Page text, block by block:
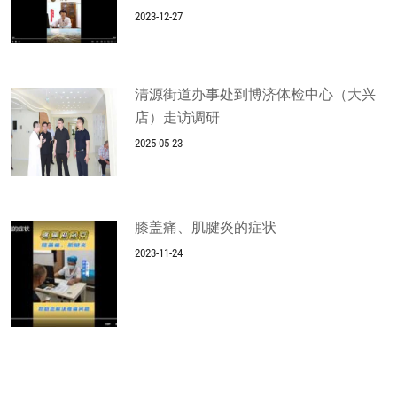
2023-12-27
清源街道办事处到博济体检中心（大兴
店）走访调研
2025-05-23
膝盖痛、肌腱炎的症状
2023-11-24